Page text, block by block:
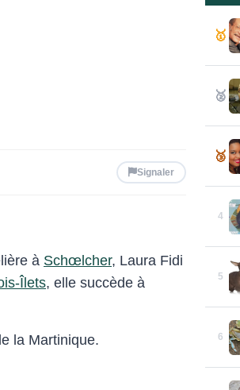
Signaler
à Schœlcher, Laura Fidi
Îlets, elle succède à
la Martinique.
🥇
🥈
🥉
4
5
6